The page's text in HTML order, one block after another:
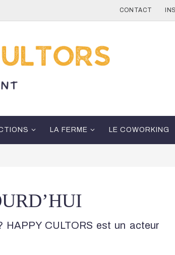
CONTACT
LA FERME LE COWORKING
HAPPY CULTORS est un acteur